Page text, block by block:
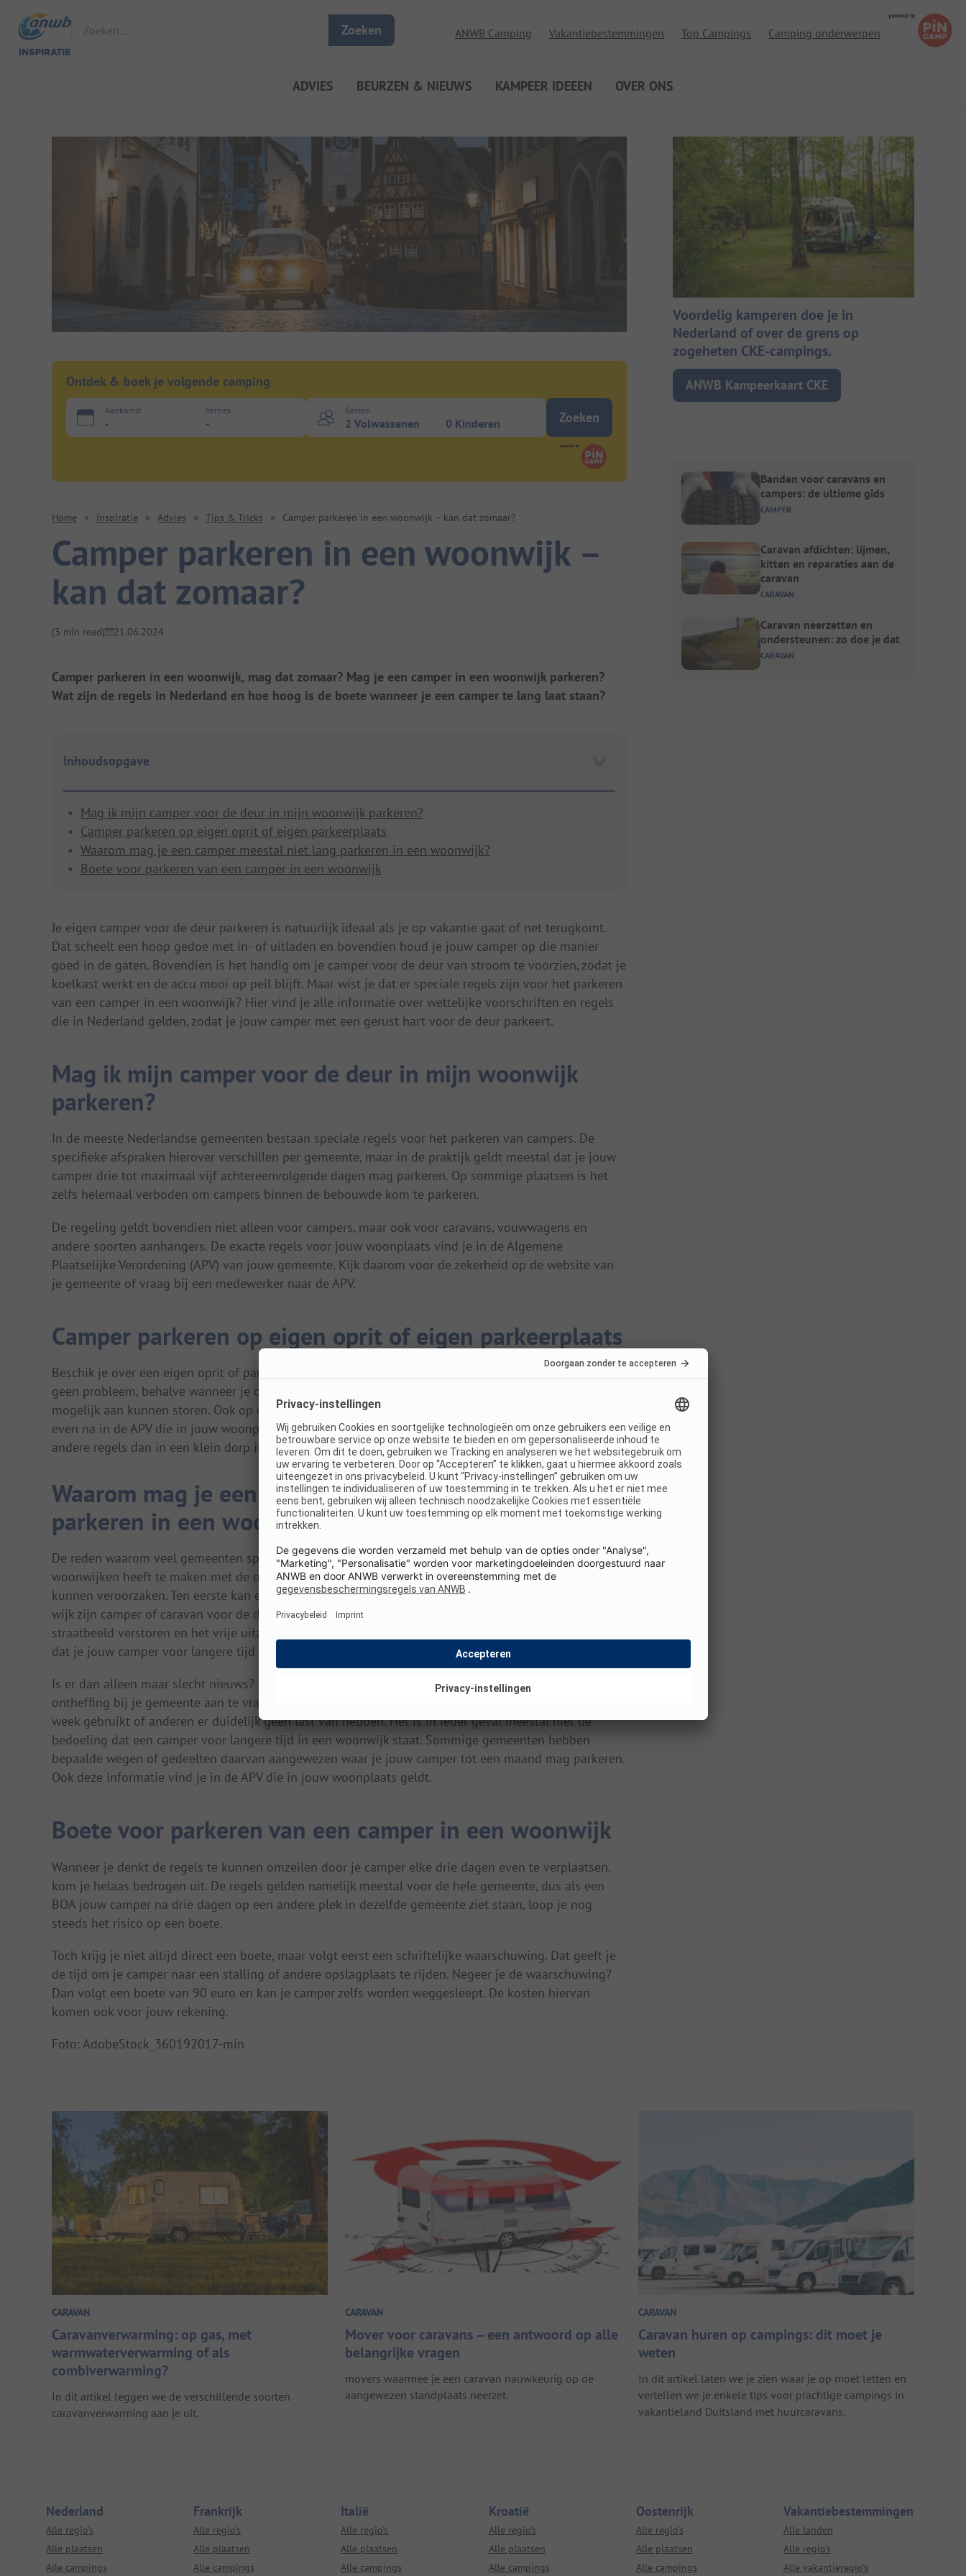
Zoeken... Zoeken ANWB Camping Vakantiebestemmingen Top Campings Camping onderwerpen
ADVIES BEURZEN & NIEUWS KAMPEER IDEEEN OVER ONS
Ontdek & boek je volgende camping
Aankomst
-
Vertrek
-
Gasten
2 Volwassenen 0 Kinderen Zoeken
Home » Inspiratie » Advies » Tips & Tricks » Camper parkeren in een woonwijk – kan dat zomaar?
Camper parkeren in een woonwijk –
kan dat zomaar?
(3 min read) 21.06.2024
Camper parkeren in een woonwijk, mag dat zomaar? Mag je een camper in een woonwijk parkeren?
Wat zijn de regels in Nederland en hoe hoog is de boete wanneer je een camper te lang laat staan?
Inhoudsopgave
Mag ik mijn camper voor de deur in mijn woonwijk parkeren?
Camper parkeren op eigen oprit of eigen parkeerplaats
Waarom mag je een camper meestal niet lang parkeren in een woonwijk?
Boete voor parkeren van een camper in een woonwijk
Je eigen camper voor de deur parkeren is natuurlijk ideaal als je op vakantie gaat of net terugkomt.
Dat scheelt een hoop gedoe met in- of uitladen en bovendien houd je jouw camper op die manier
goed in de gaten. Bovendien is het handig om je camper voor de deur van stroom te voorzien, zodat je
koelkast werkt en de accu mooi op peil blijft. Maar wist je dat er speciale regels zijn voor het parkeren
van een camper in een woonwijk? Hier vind je alle informatie over wettelijke voorschriften en regels
die in Nederland gelden, zodat je jouw camper met een gerust hart voor de deur parkeert.
Mag ik mijn camper voor de deur in mijn woonwijk
parkeren?
In de meeste Nederlandse gemeenten bestaan speciale regels voor het parkeren van campers. De
specifieke afspraken hierover verschillen per gemeente, maar in de praktijk geldt meestal dat je jouw
camper drie tot maximaal vijf achtereenvolgende dagen mag parkeren. Op sommige plaatsen is het
zelfs helemaal verboden om campers binnen de bebouwde kom te parkeren.
De regeling geldt bovendien niet alleen voor campers, maar ook voor caravans, vouwwagens en
andere soorten aanhangers. De exacte regels voor jouw woonplaats vind je in de Algemene
Plaatselijke Verordening (APV) van jouw gemeente. Kijk daarom voor de zekerheid op de website van
je gemeente of vraag bij een medewerker naar de APV.
Camper parkeren op eigen oprit of eigen parkeerplaats
Beschik je over een eigen oprit of parkeerplaats voor de deur? Zelfs dan gelden er regels. Vaak is dit
geen probleem, behalve wanneer je camper vanaf de openbare weg zichtbaar is en mensen zich er
mogelijk aan kunnen storen. Ook op dit gebied verschillen de regels per gemeente, dus kijk dit altijd
even na in de APV die in jouw woonplaats geldt. In het centrum van Amsterdam gelden bijvoorbeeld
andere regels dan in een klein dorp in Friesland.
Waarom mag je een camper meestal niet lang
parkeren in een woonwijk?
De reden waarom veel gemeenten speciale regels hebben voor het parkeren van campers in
woonwijken heeft te maken met de overlast die deze voertuigen voor andere bezoekers of bewoners
kunnen veroorzaken. Ten eerste kan er een gebrek aan parkeerplaatsen ontstaan als iedereen in de
wijk zijn camper of caravan voor de deur parkeert. Veel mensen vinden dat geparkeerde campers het
straatbeeld verstoren en het vrije uitzicht belemmeren. Hoe dan ook willen bijna alle gemeenten niet
dat je jouw camper voor langere tijd in een woonwijk parkeert.
Is er dan alleen maar slecht nieuws? Zeker niet, want gelukkig is het vaak wel mogelijk om een
ontheffing bij je gemeente aan te vragen. Bijvoorbeeld wanneer je jouw camper meerdere keren per
week gebruikt of anderen er duidelijk geen last van hebben. Het is in ieder geval meestal niet de
bedoeling dat een camper voor langere tijd in een woonwijk staat. Sommige gemeenten hebben
bepaalde wegen of gedeelten daarvan aangewezen waar je jouw camper tot een maand mag parkeren.
Ook deze informatie vind je in de APV die in jouw woonplaats geldt.
Boete voor parkeren van een camper in een woonwijk
Wanneer je denkt de regels te kunnen omzeilen door je camper elke drie dagen even te verplaatsen,
kom je helaas bedrogen uit. De regels gelden namelijk meestal voor de hele gemeente, dus als een
BOA jouw camper na drie dagen op een andere plek in dezelfde gemeente ziet staan, loop je nog
steeds het risico op een boete.
Toch krijg je niet altijd direct een boete, maar volgt eerst een schriftelijke waarschuwing. Dat geeft je
de tijd om je camper naar een stalling of andere opslagplaats te rijden. Negeer je de waarschuwing?
Dan volgt een boete van 90 euro en kan je camper zelfs worden weggesleept. De kosten hiervan
komen ook voor jouw rekening.
Foto: AdobeStock_360192017-min
Voordelig kamperen doe je in
Nederland of over de grens op
zogeheten CKE-campings.
ANWB Kampeerkaart CKE
CAMPER
Banden voor caravans en
campers: de ultieme gids
CARAVAN
Caravan afdichten: lijmen,
kitten en reparaties aan de
caravan
CARAVAN
Caravan neerzetten en
ondersteunen: zo doe je dat
CARAVAN
Caravanverwarming: op gas, met
warmwaterverwarming of als
combiverwarming?
In dit artikel leggen we de verschillende soorten
caravanverwarming aan je uit.
CARAVAN
Mover voor caravans – een antwoord op alle
belangrijke vragen
movers waarmee je een caravan nauwkeurig op de
aangewezen standplaats neerzet.
CARAVAN
Caravan huren op campings: dit moet je
weten
In dit artikel laten we je zien waar je op moet letten en
vertellen we je enkele tips voor prachtige campings in
vakantieland Duitsland met huurcaravans.
Nederland
Alle regio's
Alle plaatsen
Alle campings
Frankrijk
Alle regio's
Alle plaatsen
Alle campings
Italië
Alle regio's
Alle plaatsen
Alle campings
Kroatië
Alle regio's
Alle plaatsen
Alle campings
Oostenrijk
Alle regio's
Alle plaatsen
Alle campings
Vakantiebestemmingen
Alle landen
Alle regio's
Alle vakantieregio's